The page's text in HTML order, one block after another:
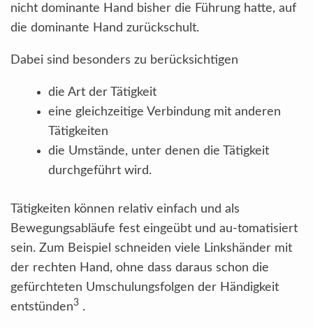
nicht dominante Hand bisher die Führung hatte, auf
die dominante Hand zurückschult.
Dabei sind besonders zu berücksichtigen
die Art der Tätigkeit
eine gleichzeitige Verbindung mit anderen
Tätigkeiten
die Umstände, unter denen die Tätigkeit
durchgeführt wird.
Tätigkeiten können relativ einfach und als
Bewegungsabläufe fest eingeübt und au-tomatisiert
sein. Zum Beispiel schneiden viele Linkshänder mit
der rechten Hand, ohne dass daraus schon die
gefürchteten Umschulungsfolgen der Händigkeit
entstünden3 .